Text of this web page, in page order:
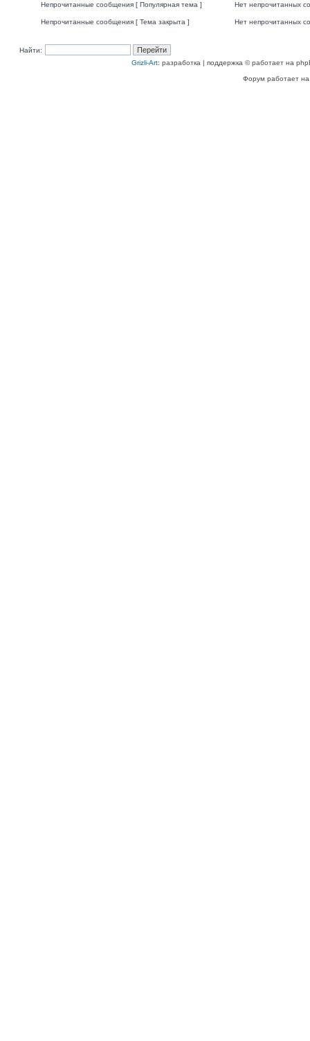
Непрочитанные сообщения [ Популярная тема ] Нет непрочитанных
Непрочитанные сообщения [ Тема закрыта ] Нет непрочитанных
Найти:
Grizli-Art: разработка | поддержка © работает на
Форум работает